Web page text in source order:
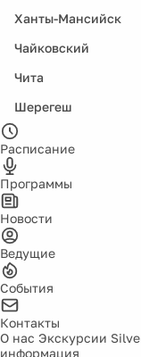
Ханты-Мансийск
Чайковский
Чита
Шерегеш
Расписание
Программы
Новости
Ведущие
События
Контакты
О нас Экскурсии
информация